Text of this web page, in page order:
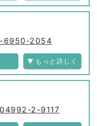
6950-2054
04992-2-9117